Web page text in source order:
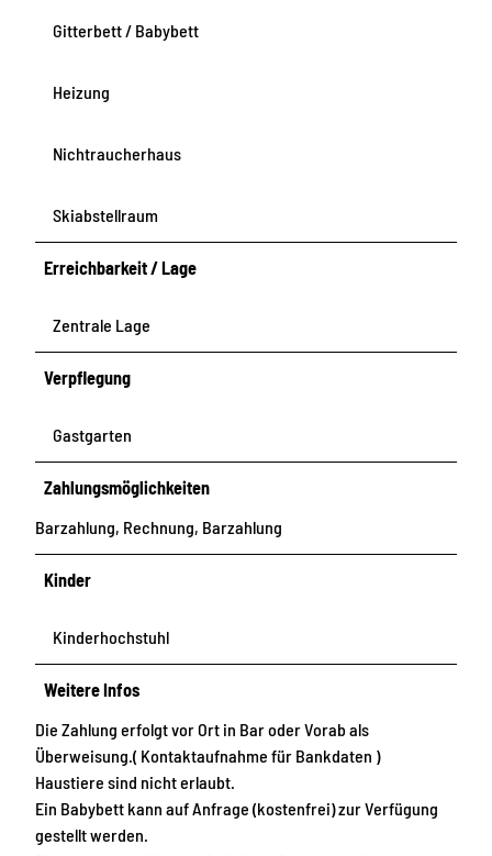
Gitterbett / Babybett
Heizung
Nichtraucherhaus
Skiabstellraum
Erreichbarkeit / Lage
Zentrale Lage
Verpflegung
Gastgarten
Zahlungsmöglichkeiten
Barzahlung, Rechnung, Barzahlung
Kinder
Kinderhochstuhl
Weitere Infos
Die Zahlung erfolgt vor Ort in Bar oder Vorab als
Überweisung.( Kontaktaufnahme für Bankdaten )
Haustiere sind nicht erlaubt.
Ein Babybett kann auf Anfrage (kostenfrei) zur Verfügung
gestellt werden.